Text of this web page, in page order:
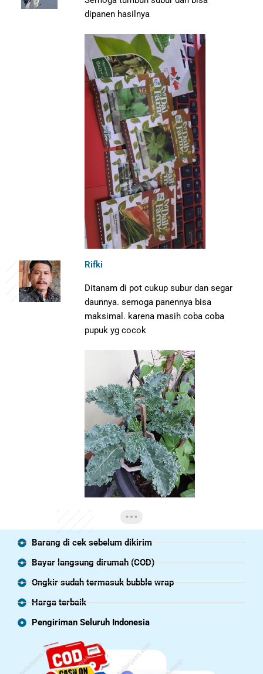
dipanen hasilnya
Rifki
Ditanam di pot cukup subur dan segar
daunnya. semoga panennya bisa
maksimal. karena masih coba coba
pupuk yg cocok
Barang di cek sebelum dikirim
Bayar langsung dirumah (COD)
Ongkir sudah termasuk bubble wrap
Harga terbaik
Pengiriman Seluruh Indonesia